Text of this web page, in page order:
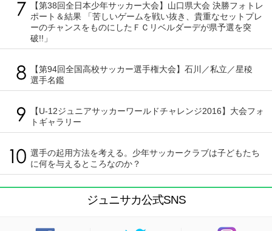
【第38回全日本少年サッカー大会】山口県大会 決勝フォトレ
ポート＆結果 「苦しいゲームを戦い抜き、貴重なセットプレ
ーのチャンスをものにしたＦＣリベルダーデが県予選を突
破!!」
【第94回全国高校サッカー選手権大会】石川／私立／星稜
選手名鑑
【U-12ジュニアサッカーワールドチャレンジ2016】大会フォ
トギャラリー
選手の起用方法を考える。少年サッカークラブは子どもたち
に何を与えるところなのか？
ジュニサカ公式SNS